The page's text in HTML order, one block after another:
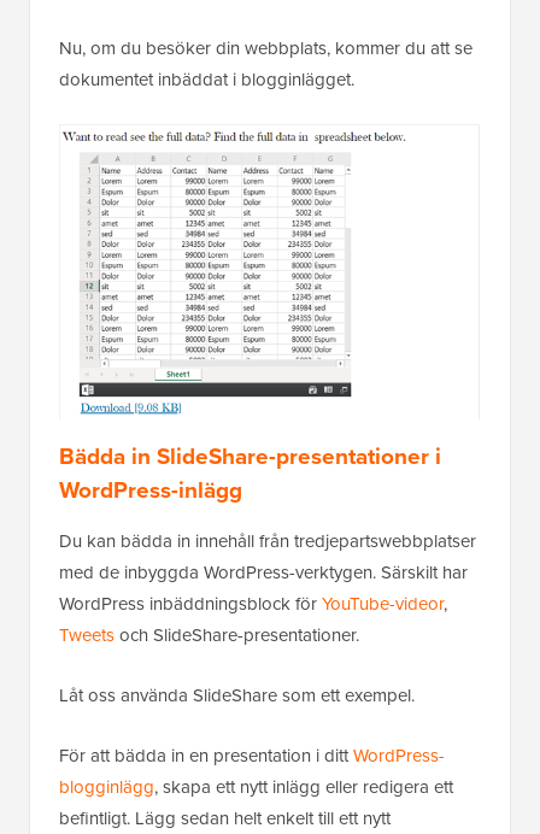
Nu, om du besöker din webbplats, kommer du att se
dokumentet inbäddat i blogginlägget.
Bädda in SlideShare-presentationer i
WordPress-inlägg
Du kan bädda in innehåll från tredjepartswebbplatser
med de inbyggda WordPress-verktygen. Särskilt har
WordPress inbäddningsblock förYouTube-videor,
Tweetsoch SlideShare-presentationer.
Låt oss använda SlideShare som ett exempel.
För att bädda in en presentation i dittWordPress-
blogginlägg, skapa ett nytt inlägg eller redigera ett
befintligt. Lägg sedan helt enkelt till ett nytt